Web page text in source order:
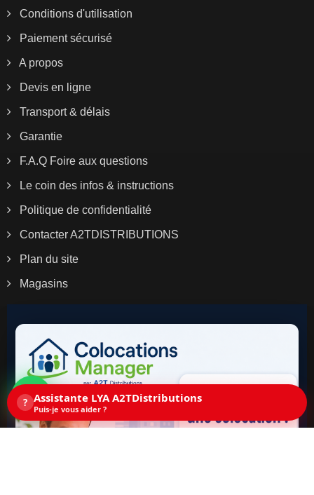
? Assistante LYA A2TDistributions
Puis-je vous aider ?
Conditions d'utilisation
Paiement sécurisé
A propos
Devis en ligne
Transport & délais
Garantie
F.A.Q Foire aux questions
Le coin des infos & instructions
Politique de confidentialité
Contacter A2TDISTRIBUTIONS
Plan du site
Magasins